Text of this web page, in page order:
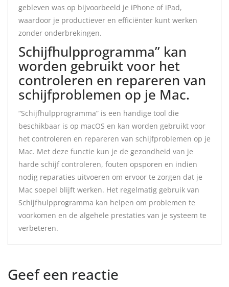
gebleven was op bijvoorbeeld je iPhone of iPad,
waardoor je productiever en efficiënter kunt werken
zonder onderbrekingen.
Schijfhulpprogramma” kan
worden gebruikt voor het
controleren en repareren van
schijfproblemen op je Mac.
“Schijfhulpprogramma” is een handige tool die
beschikbaar is op macOS en kan worden gebruikt voor
het controleren en repareren van schijfproblemen op je
Mac. Met deze functie kun je de gezondheid van je
harde schijf controleren, fouten opsporen en indien
nodig reparaties uitvoeren om ervoor te zorgen dat je
Mac soepel blijft werken. Het regelmatig gebruik van
Schijfhulpprogramma kan helpen om problemen te
voorkomen en de algehele prestaties van je systeem te
verbeteren.
Geef een reactie